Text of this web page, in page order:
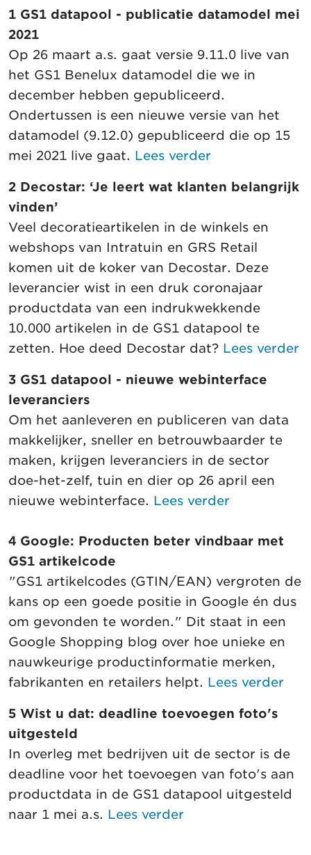
1 GS1 datapool - publicatie datamodel mei
2021
Op 26 maart a.s. gaat versie 9.11.0 live van
het GS1 Benelux datamodel die we in
december hebben gepubliceerd.
Ondertussen is een nieuwe versie van het
datamodel (9.12.0) gepubliceerd die op 15
mei 2021 live gaat. Lees verder
2 Decostar: ‘Je leert wat klanten belangrijk
vinden’
Veel decoratieartikelen in de winkels en
webshops van Intratuin en GRS Retail
komen uit de koker van Decostar. Deze
leverancier wist in een druk coronajaar
productdata van een indrukwekkende
10.000 artikelen in de GS1 datapool te
zetten. Hoe deed Decostar dat? Lees verder
3 GS1 datapool - nieuwe webinterface
leveranciers
Om het aanleveren en publiceren van data
makkelijker, sneller en betrouwbaarder te
maken, krijgen leveranciers in de sector
doe-het-zelf, tuin en dier op 26 april een
nieuwe webinterface. Lees verder
4 Google: Producten beter vindbaar met
GS1 artikelcode
"GS1 artikelcodes (GTIN/EAN) vergroten de
kans op een goede positie in Google én dus
om gevonden te worden." Dit staat in een
Google Shopping blog over hoe unieke en
nauwkeurige productinformatie merken,
fabrikanten en retailers helpt. Lees verder
5 Wist u dat: deadline toevoegen foto's
uitgesteld
In overleg met bedrijven uit de sector is de
deadline voor het toevoegen van foto's aan
productdata in de GS1 datapool uitgesteld
naar 1 mei a.s. Lees verder